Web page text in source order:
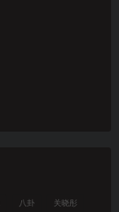
八卦 关晓彤